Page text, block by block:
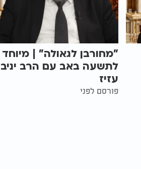
"מחורבן לגאולה" | מיוחד
לתשעה באב עם הרב יניב
עזיז
פורסם לפני